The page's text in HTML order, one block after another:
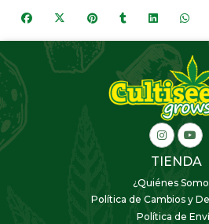
TIENDA
¿Quiénes
Política de Cambios y
Política de